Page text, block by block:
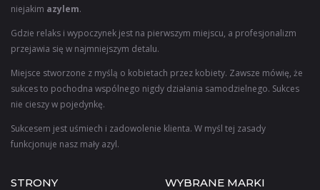
niejakim azylem.
Gdzie relaks i wypoczynek jest na pierwszym miejscu, a profesjonalizm
przejawia się w najmniejszym detalu.
Miejsce stworzone z myślą o kobietach przez kobiety. Zawsze mówię, że
sukces to pochodna wspólnego nigdy działania samodzielnego. Sukces
nie cieszy w pojedynkę.
Sukcesem jest uśmiech i zadowolenie klienta. W myśl tej zasady
funkcjonuje nasz mały azyl.
STRONY WYBRANE MARKI